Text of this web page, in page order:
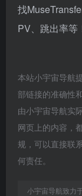
找
PV、跳出率等
本站小宇宙导航
部链接的准确性
由小宇宙导航实
网页上的内容，
规，可以直接联
何责任。
小宇宙导航致力